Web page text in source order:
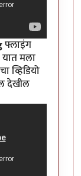
फ्लाइंग
मला
व्हिडियो
देखील